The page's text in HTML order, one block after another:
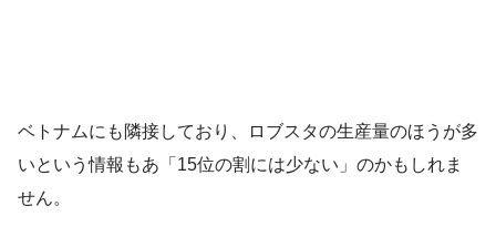
ベトナムにも隣接しており、ロブスタの生産量のほうが多
いという情報もあ「15位の割には少ない」のかもしれま
せん。